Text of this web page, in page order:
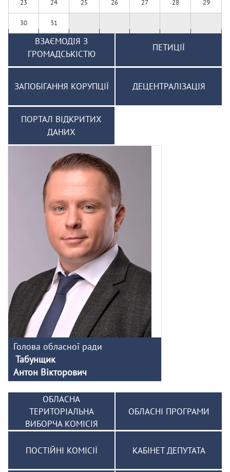
23 24 25 26 27 28 29
30 31
ВЗАЄМОДІЯ З
ГРОМАДСЬКІСТЮ
ПЕТИЦІЇ
ЗАПОБІГАННЯ КОРУПЦІЇ ДЕЦЕНТРАЛІЗАЦІЯ
ПОРТАЛ ВІДКРИТИХ
ДАНИХ
Голова обласної ради
Табунщик
Антон Вікторович
ОБЛАСНА
ТЕРИТОРІАЛЬНА
ВИБОРЧА КОМІСІЯ
ОБЛАСНІ ПРОГРАМИ
ПОСТІЙНІ КОМІСІЇ КАБІНЕТ ДЕПУТАТА